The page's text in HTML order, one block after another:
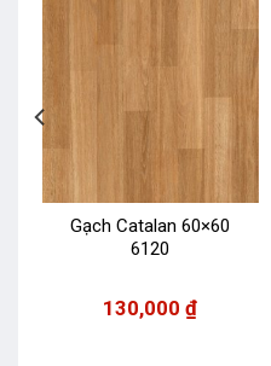
Gạch Catalan 60×60
6120
130,000₫